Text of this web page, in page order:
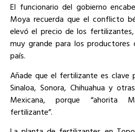
El funcionario del gobierno
Moya recuerda que el conflicto
elevó el precio de los
muy grande para los
país.
Añade que el fertilizante es clave
Sinaloa, Sonora, Chihuahua y
Mexicana, porque “ahorita
fertilizante”.